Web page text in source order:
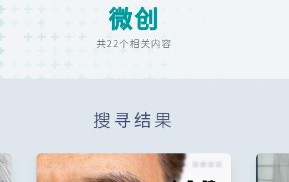
微创
共22个相关内容
搜寻结果